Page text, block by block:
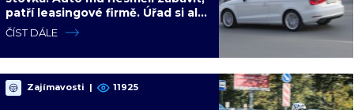
patří leasingové firmě. Úřad si ale
poradil jinak
ČÍST DÁLE
Zajímavosti | 11925